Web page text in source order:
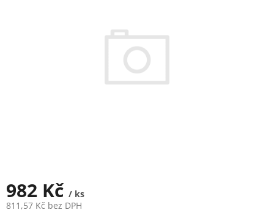
982 Kč / ks
811,57 Kč bez DPH